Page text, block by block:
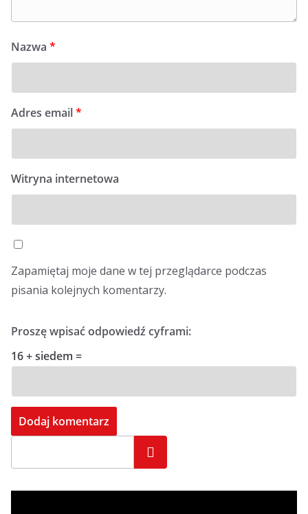
Nazwa *
Adres email*
Witryna internetowa
Zapamiętaj moje dane w tej przeglądarce podczas
pisania kolejnych komentarzy.
Proszę wpisać odpowiedź cyframi:
16 + siedem =
Szukaj